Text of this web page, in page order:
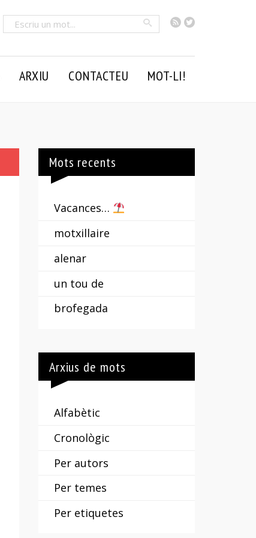
RSSTwitter
Cercar
ARXIU CONTACTEU MOT-LI!
Mots recents
Vacances…
motxillaire
alenar
un tou de
brofegada
Arxius de mots
Alfabètic
Cronològic
Per autors
Per temes
Per etiquetes